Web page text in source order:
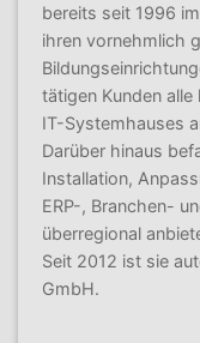
bereits seit 1996
ihren vornehmlich
tätigen Kunden
IT-Systemhauses
Darüber hinaus
Installation,
ERP-, Branchen-
überregional
Seit 2012 ist sie
GmbH.